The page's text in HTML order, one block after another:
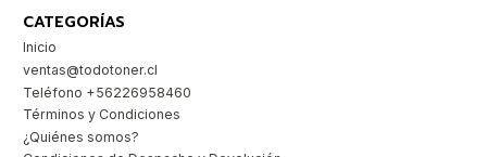
CATEGORÍAS
Inicio
ventas@todotoner.cl
Teléfono +56226958460
Términos y Condiciones
¿Quiénes somos?